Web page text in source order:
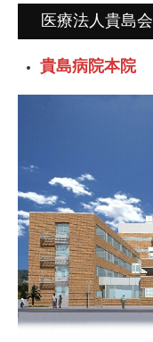
医療法人貴島会
貴島病院本院